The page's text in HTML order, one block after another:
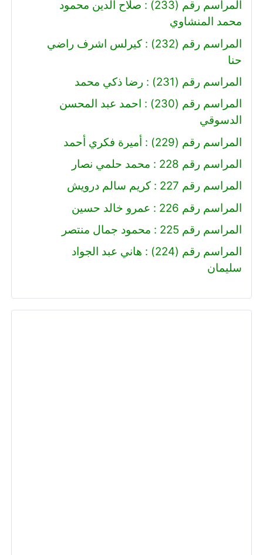
المراسم رقم (233) : صلاح الدين محمود
محمد المنشاوي
المراسم رقم (232) : كيرلس اشرف راضي
حنا
المراسم رقم (231) : رضا ذكي محمد
المراسم رقم (230) : احمد عبد المحسن
الدسوقي
المراسم رقم (229) : أميرة فكري أحمد
المراسم رقم 228 : محمد حلمي نصار
المراسم رقم 227 : كريم سالم درويش
المراسم رقم 226 : عمرو خالد حسين
المراسم رقم 225 : محمود جمال منتصر
المراسم رقم (224) : هاني عبد الجواد
سليمان